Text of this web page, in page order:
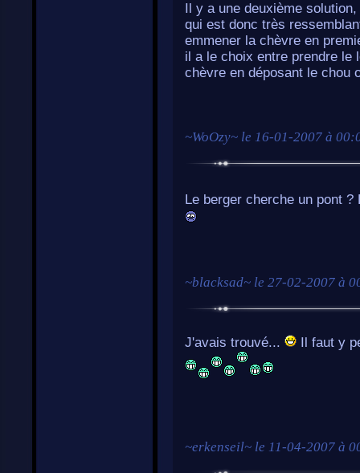
Il y a une deuxième
qui est donc très
emmener la chèvre en
il a le choix entre prendre le
chèvre en déposant le chou
~WoOzy~ le 16-01-2007 à
Le berger cherche un pont
~blacksad~ le 27-02-2007 à
J'avais trouvé... Il faut y
~erkenseil~ le 11-04-2007 à